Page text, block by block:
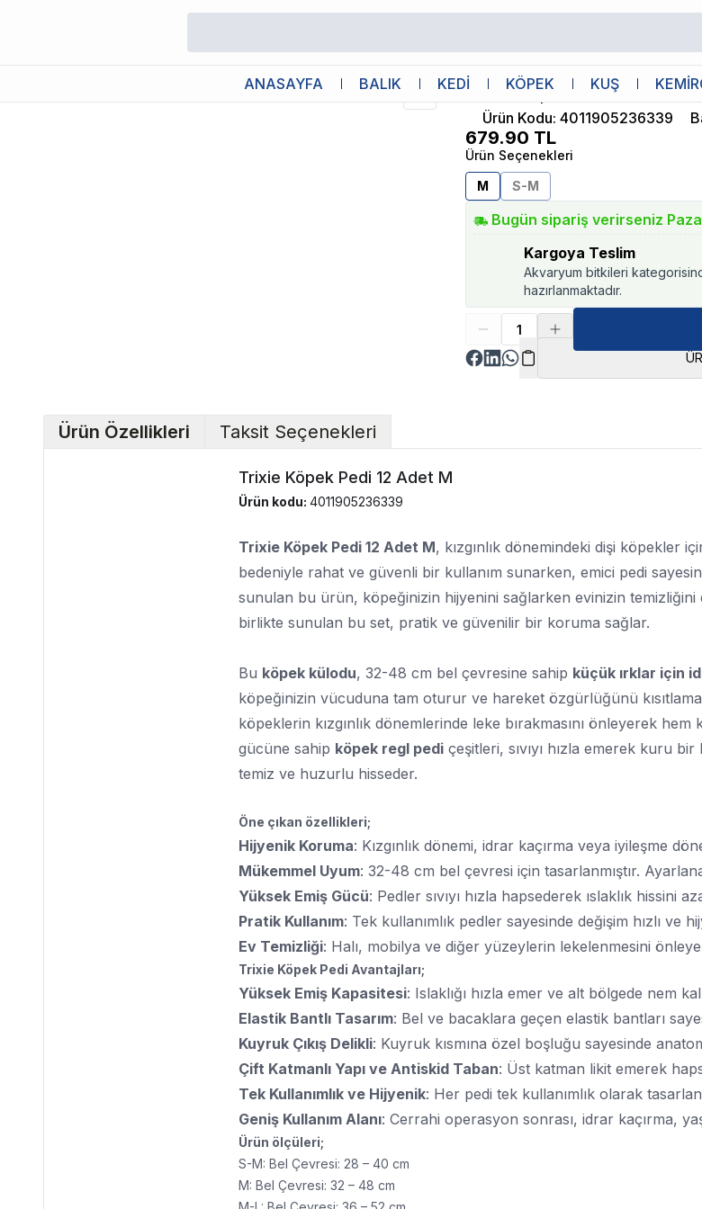
ANASAYFA BALIK KEDİ KÖPEK KUŞ
Trixie
Trixie Köpek Pedi 12 Adet
Ürün Kodu:4011905236339
679.90 TL
Ürün Seçenekleri
M
S-M
Bugün sipariş verirseniz
Kargoya Teslim
Akvaryum bitkileri
hazırlanmaktadır.
Ürün Özellikleri Taksit Seçenekleri
Trixie Köpek Pedi 12 Adet M
Ürün kodu: 4011905236339
Trixie Köpek Pedi 12 Adet M, kızgınlık dönemindeki dişi köpekler
bedeniyle rahat ve güvenli bir kullanım sunarken, emici pedi
sunulan bu ürün, köpeğinizin hijyenini sağlarken evinizin temizliğini
birlikte sunulan bu set, pratik ve güvenilir bir koruma sağlar.
Bu köpek külodu, 32-48 cm bel çevresine sahip küçük ırklar için
köpeğinizin vücuduna tam oturur ve hareket özgürlüğünü
köpeklerin kızgınlık dönemlerinde leke bırakmasını önleyerek
gücüne sahip köpek regl pedi çeşitleri, sıvıyı hızla emerek kuru
temiz ve huzurlu hisseder.
Öne çıkan özellikleri;
Hijyenik Koruma: Kızgınlık dönemi, idrar kaçırma veya iyileşme
Mükemmel Uyum: 32-48 cm bel çevresi için tasarlanmıştır.
Yüksek Emiş Gücü: Pedler sıvıyı hızla hapsederek ıslaklık hissini
Pratik Kullanım: Tek kullanımlık pedler sayesinde değişim hızlı ve
Ev Temizliği: Halı, mobilya ve diğer yüzeylerin lekelenmesini
Trixie Köpek Pedi Avantajları;
Yüksek Emiş Kapasitesi: Islaklığı hızla emer ve alt bölgede nem
Elastik Bantlı Tasarım: Bel ve bacaklara geçen elastik bantları
Kuyruk Çıkış Delikli: Kuyruk kısmına özel boşluğu sayesinde
Çift Katmanlı Yapı ve Antiskid Taban: Üst katman likit emerek
Tek Kullanımlık ve Hijyenik: Her pedi tek kullanımlık olarak
Geniş Kullanım Alanı: Cerrahi operasyon sonrası, idrar kaçırma,
Ürün ölçüleri;
S-M: Bel Çevresi: 28 – 40 cm
M: Bel Çevresi: 32 – 48 cm